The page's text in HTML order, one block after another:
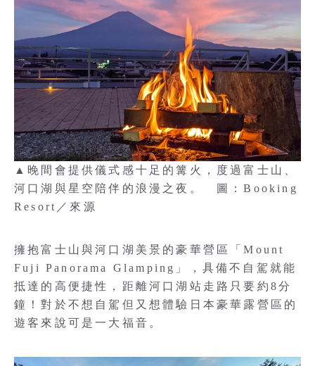
▲晚間會提供儀式感十足的篝火，度過富士山、
河口湖與星空陪伴的浪漫之夜。 圖：Booking
Resort／來源
擁抱富士山與河口湖美景的豪華營區「Mount
Fuji Panorama Glamping」，具備不自駕就能
抵達的高便捷性，距離河口湖站走路只要約8分
鐘！對於不想自駕但又想體驗日本豪華露營區的
遊客來說可是一大福音。